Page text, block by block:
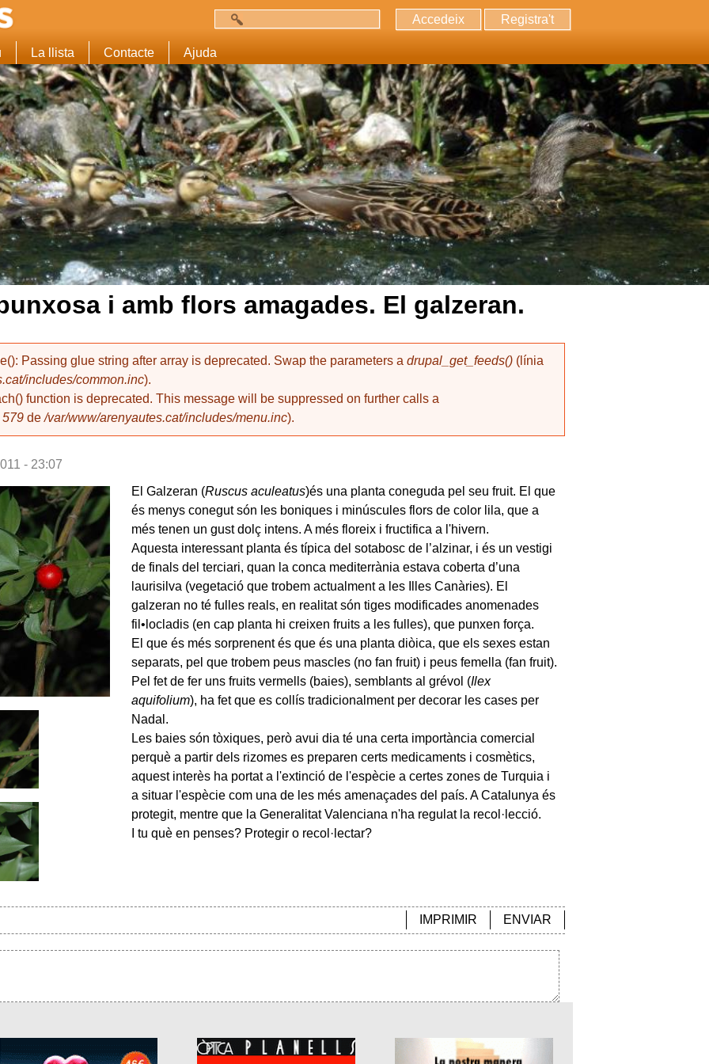
Accedeix Registra't
La llista Contacte Ajuda
i amb flors amagades. El galzeran.
Passing glue string after array is deprecated. Swap the parameters a drupal_get_feeds() (línia
includes/common.inc).
function is deprecated. This message will be suppressed on further calls a
579 de/var/www/arenyautes.cat/includes/menu.inc).
- 23:07
El Galzeran (Ruscus aculeatus)és una planta coneguda pel seu fruit. El que
és menys conegut són les boniques i minúscules flors de color lila, que a
més tenen un gust dolç intens. A més floreix i fructifica a l'hivern.
Aquesta interessant planta és típica del sotabosc de l’alzinar, i és un vestigi
de finals del terciari, quan la conca mediterrània estava coberta d’una
laurisilva (vegetació que trobem actualment a les Illes Canàries). El
galzeran no té fulles reals, en realitat són tiges modificades anomenades
fil•locladis (en cap planta hi creixen fruits a les fulles), que punxen força.
El que és més sorprenent és que és una planta diòica, que els sexes estan
separats, pel que trobem peus mascles (no fan fruit) i peus femella (fan fruit).
Pel fet de fer uns fruits vermells (baies), semblants al grévol (Ilex
aquifolium), ha fet que es collís tradicionalment per decorar les cases per
Nadal.
Les baies són tòxiques, però avui dia té una certa importància comercial
perquè a partir dels rizomes es preparen certs medicaments i cosmètics,
aquest interès ha portat a l'extinció de l'espècie a certes zones de Turquia i
a situar l'espècie com una de les més amenaçades del país. A Catalunya és
protegit, mentre que la Generalitat Valenciana n'ha regulat la recol·lecció.
I tu què en penses? Protegir o recol·lectar?
ENVIAR
IMPRIMIR